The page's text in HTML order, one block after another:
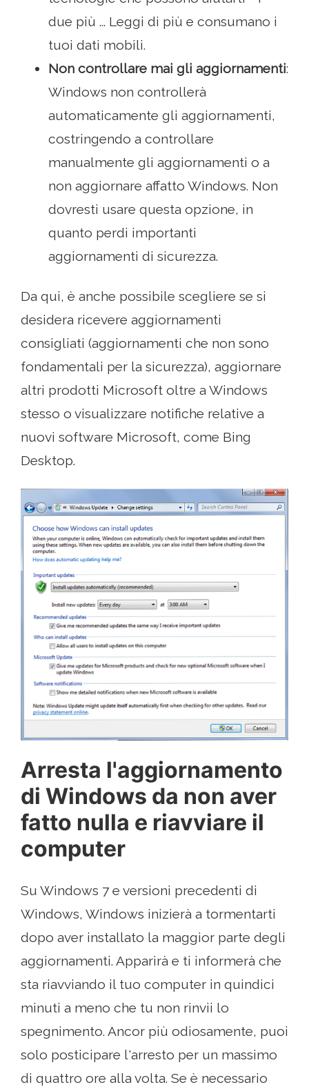
due più ... Leggi di più e consumano i
tuoi dati mobili.
Non controllare mai gli aggiornamenti:
Windows non controllerà
automaticamente gli aggiornamenti,
costringendo a controllare
manualmente gli aggiornamenti o a
non aggiornare affatto Windows. Non
dovresti usare questa opzione, in
quanto perdi importanti
aggiornamenti di sicurezza.
Da qui, è anche possibile scegliere se si
desidera ricevere aggiornamenti
consigliati (aggiornamenti che non sono
fondamentali per la sicurezza), aggiornare
altri prodotti Microsoft oltre a Windows
stesso o visualizzare notifiche relative a
nuovi software Microsoft, come Bing
Desktop.
Arresta l'aggiornamento
di Windows da non aver
fatto nulla e riavviare il
computer
Su Windows 7 e versioni precedenti di
Windows, Windows inizierà a tormentarti
dopo aver installato la maggior parte degli
aggiornamenti. Apparirà e ti informerà che
sta riavviando il tuo computer in quindici
minuti a meno che tu non rinvii lo
spegnimento. Ancor più odiosamente, puoi
solo posticipare l'arresto per un massimo
di quattro ore alla volta. Se è necessario